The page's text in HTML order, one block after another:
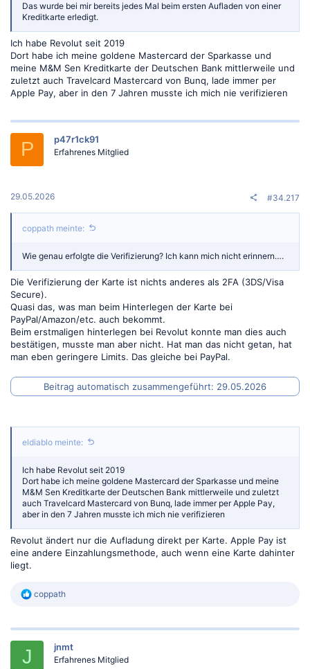
Das wurde bei mir bereits jedes Mal beim ersten Aufladen von einer
Kreditkarte erledigt.
Ich habe Revolut seit 2019
Dort habe ich meine goldene Mastercard der Sparkasse und
meine M&M Sen Kreditkarte der Deutschen Bank mittlerweile und
zuletzt auch Travelcard Mastercard von Bunq, lade immer per
Apple Pay, aber in den 7 Jahren musste ich mich nie verifizieren
P p47r1ck91
Erfahrenes Mitglied
29.05.2026 #34.217
coppath meinte:
Wie genau erfolgte die Verifizierung? Ich kann mich nicht erinnern….
Die Verifizierung der Karte ist nichts anderes als 2FA (3DS/Visa
Secure).
Quasi das, was man beim Hinterlegen der Karte bei
PayPal/Amazon/etc. auch bekommt.
Beim erstmaligen hinterlegen bei Revolut konnte man dies auch
bestätigen, musste man aber nicht. Hat man das nicht getan, hat
man eben geringere Limits. Das gleiche bei PayPal.
Beitrag automatisch zusammengeführt: 29.05.2026
eldiablo meinte:
Ich habe Revolut seit 2019
Dort habe ich meine goldene Mastercard der Sparkasse und meine
M&M Sen Kreditkarte der Deutschen Bank mittlerweile und zuletzt
auch Travelcard Mastercard von Bunq, lade immer per Apple Pay,
aber in den 7 Jahren musste ich mich nie verifizieren
Revolut ändert nur die Aufladung direkt per Karte. Apple Pay ist
eine andere Einzahlungsmethode, auch wenn eine Karte dahinter
liegt.
R
k
coppath
J jnmt
Erfahrenes Mitglied